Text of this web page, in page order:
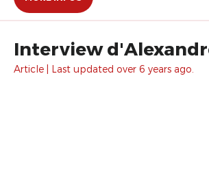
Interview
Article | Last updated over 6 years ago.